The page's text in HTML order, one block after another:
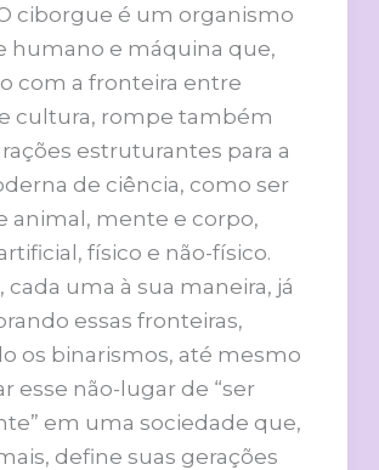
ciborgue é um organismo
humano e máquina que,
com a fronteira entre
cultura, rompe também
estruturantes para a
de ciência, como ser
animal, mente e corpo,
físico e não-físico.
cada uma à sua maneira, já
essas fronteiras,
os binarismos, até mesmo
esse não-lugar de “ser
em uma sociedade que,
define suas gerações